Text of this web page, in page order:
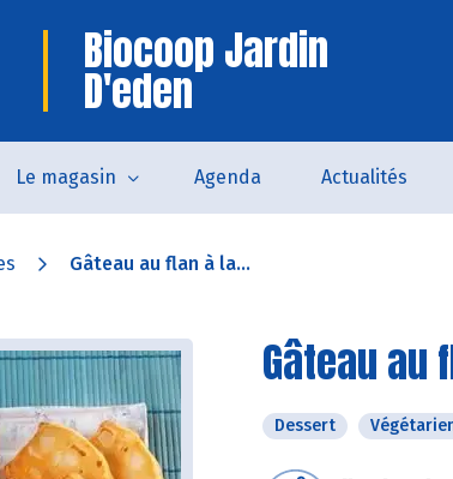
Biocoop Jardin
D'eden
Le magasin Agenda Actualités
Gâteau au flan à la...
Gâteau au
Dessert